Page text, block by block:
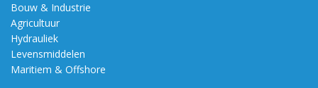
Bouw & Industrie
Agricultuur
Hydrauliek
Levensmiddelen
Maritiem & Offshore